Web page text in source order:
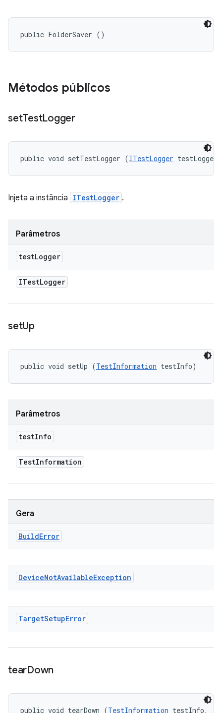
public FolderSaver ()
Métodos públicos
setTestLogger
public void setTestLogger (ITestLogger testLogger)
Injeta a instância ITestLogger .
Parâmetros
testLogger
ITestLogger
setUp
public void setUp (TestInformation testInfo)
Parâmetros
testInfo
TestInformation
Gera
BuildError
DeviceNotAvailableException
TargetSetupError
tearDown
public void tearDown (TestInformation testInfo,